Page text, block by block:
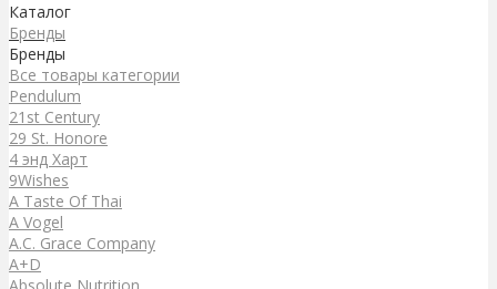
Каталог
Бренды
Бренды
Все товары категории
Pendulum
21st Century
29 St. Honore
4 энд Харт
9Wishes
A Taste Of Thai
A Vogel
A.C. Grace Company
A+D